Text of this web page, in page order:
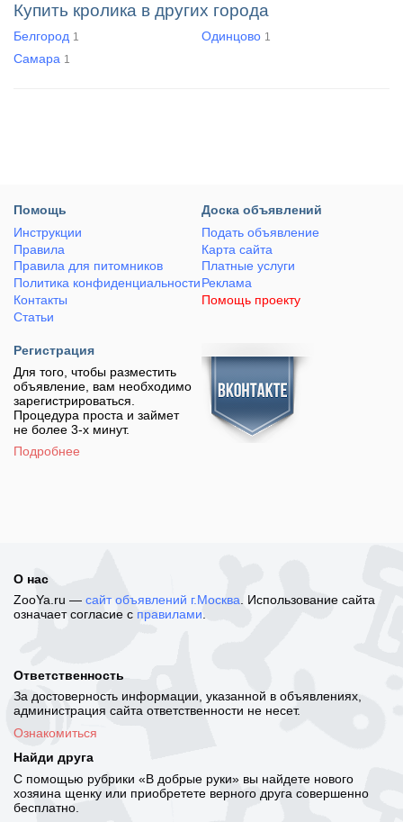
Купить кролика в других города
Белгород 1 Одинцово 1
Самара 1
Помощь
Инструкции
Правила
Правила для питомников
Политика конфиденциальности
Контакты
Статьи
Доска объявлений
Подать объявление
Карта сайта
Платные услуги
Реклама
Помощь проекту
Регистрация
Для того, чтобы разместить
объявление, вам необходимо
зарегистрироваться.
Процедура проста и займет
не более 3-х минут.
Подробнее
О нас
ZooYa.ru — сайт объявлений г.Москва . Использование сайта
означает согласие с правилами
Ответственность
За достоверность информации, указанной в объявлениях,
администрация сайта ответственности не несет.
Ознакомиться
Найди друга
С помощью рубрики «В добрые руки» вы найдете нового
хозяина щенку или приобретете верного друга совершенно
бесплатно.